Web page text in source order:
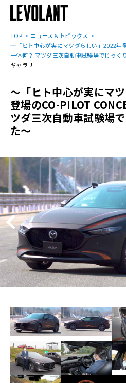
TOP
ニュース＆トピックス
～「ヒト中心が実にマツダらしい」2022年
一体何？ マツダ三次自動車試験場でじっく
ギャラリー
～「ヒト中心が実にマ
登場のCO-PILOT
ツダ三次自動車試験場
た～